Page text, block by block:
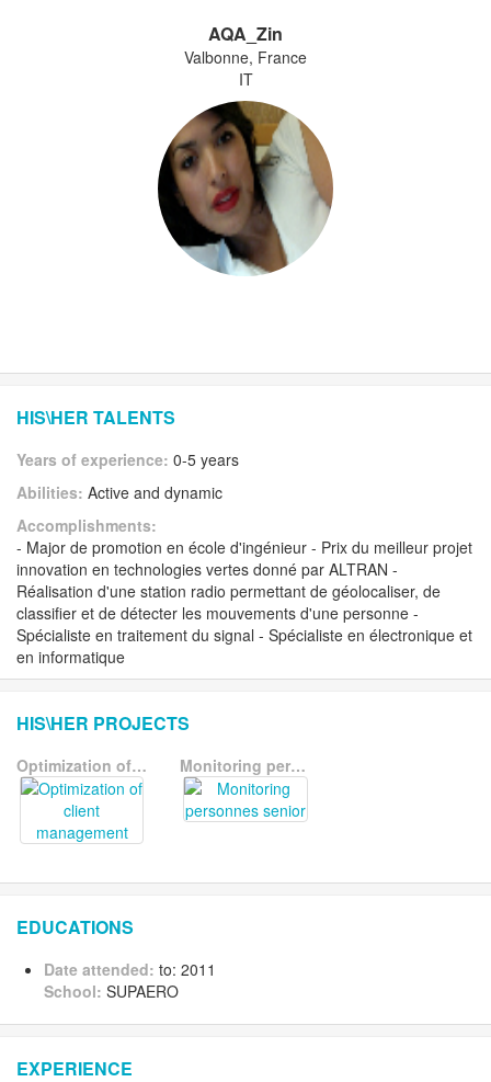
AQA_Zin
Valbonne, France
IT
HIS\HER TALENTS
Years of experience: 0-5 years
Abilities: Active and dynamic
Accomplishments:
- Major de promotion en école d'ingénieur - Prix du meilleur projet
innovation en technologies vertes donné par ALTRAN -
Réalisation d'une station radio permettant de géolocaliser, de
classifier et de détecter les mouvements d'une personne -
Spécialiste en traitement du signal - Spécialiste en électronique et
en informatique
HIS\HER PROJECTS
Optimization of client management Monitoring personnes senior
EDUCATIONS
Date attended: to: 2011
School: SUPAERO
EXPERIENCE